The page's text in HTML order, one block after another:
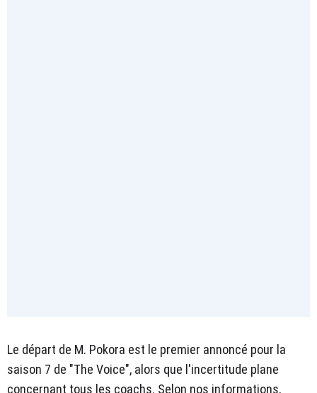
Le départ de M. Pokora est le premier annoncé pour la
saison 7 de "The Voice", alors que l'incertitude plane
concernant tous les coachs. Selon nos informations,